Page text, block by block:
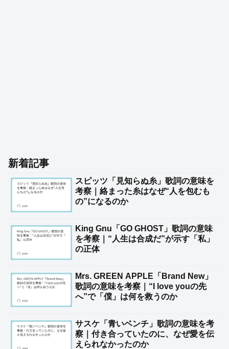
新着記事
スピッツ「見知らぬ糸」歌詞の意味を
考察｜絡まった糸はなぜ“人を包むも
の”になるのか
King Gnu「GO GHOST」歌詞の意味
を考察｜“人生は合成だ”が示す「私」
の正体
Mrs. GREEN APPLE「Brand New」
歌詞の意味を考察｜“I love youの先
へ”で「僕」は何を救うのか
サスケ「青いベンチ」歌詞の意味を考
察｜付き合っていたのに、なぜ愛を伝
えられなかったのか